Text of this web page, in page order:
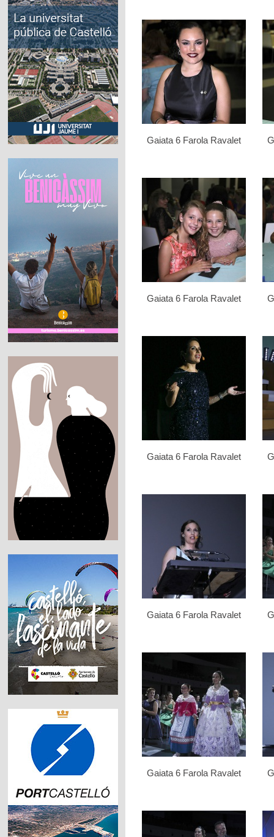
Gaiata 6 Farola Ravalet
Gaiata 6 Farola Ravalet
Gaiata 6 Farola Ravalet
Gaiata 6 Farola Ravalet
Gaiata 6 Farola Ravalet